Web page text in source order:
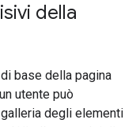
della
base della pagina
utente può
degli elementi